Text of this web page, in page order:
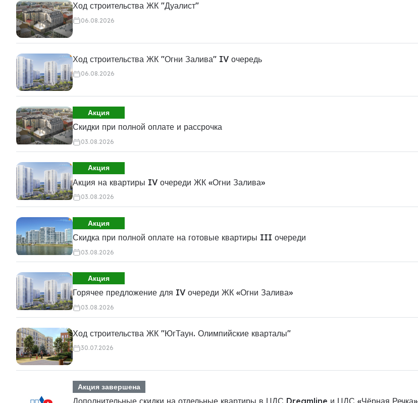
Ход строительства ЖК "Дуалист"
06.08.2026
Ход строительства ЖК "Огни Залива" IV очередь
06.08.2026
Акция
Скидки при полной оплате и рассрочка
03.08.2026
Акция
Акция на квартиры IV очереди ЖК «Огни Залива»
03.08.2026
Акция
Скидка при полной оплате на готовые квартиры III очереди
03.08.2026
Акция
Горячее предложение для IV очереди ЖК «Огни Залива»
03.08.2026
Ход строительства ЖК "ЮгТаун. Олимпийские кварталы"
30.07.2026
Акция завершена